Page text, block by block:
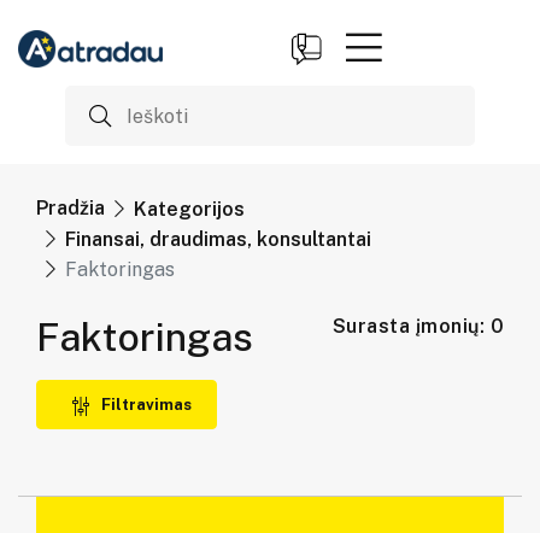
Pradžia
Kategorijos
Finansai, draudimas, konsultantai
Faktoringas
Faktoringas Surasta įmonių: 0
Filtravimas